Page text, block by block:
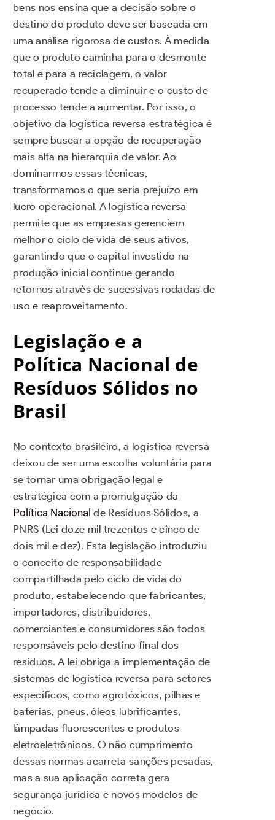
bens nos ensina que a decisão sobre o
destino do produto deve ser baseada em
uma análise rigorosa de custos. À medida
que o produto caminha para o desmonte
total e para a reciclagem, o valor
recuperado tende a diminuir e o custo de
processo tende a aumentar. Por isso, o
objetivo da logística reversa estratégica é
sempre buscar a opção de recuperação
mais alta na hierarquia de valor. Ao
dominarmos essas técnicas,
transformamos o que seria prejuízo em
lucro operacional. A logística reversa
permite que as empresas gerenciem
melhor o ciclo de vida de seus ativos,
garantindo que o capital investido na
produção inicial continue gerando
retornos através de sucessivas rodadas de
uso e reaproveitamento.
Legislação e a
Política Nacional de
Resíduos Sólidos no
Brasil
No contexto brasileiro, a logística reversa
deixou de ser uma escolha voluntária para
se tornar uma obrigação legal e
estratégica com a promulgação da
Política Nacional de Resíduos Sólidos, a
PNRS (Lei doze mil trezentos e cinco de
dois mil e dez). Esta legislação introduziu
o conceito de responsabilidade
compartilhada pelo ciclo de vida do
produto, estabelecendo que fabricantes,
importadores, distribuidores,
comerciantes e consumidores são todos
responsáveis pelo destino final dos
resíduos. A lei obriga a implementação de
sistemas de logística reversa para setores
específicos, como agrotóxicos, pilhas e
baterias, pneus, óleos lubrificantes,
lâmpadas fluorescentes e produtos
eletroeletrônicos. O não cumprimento
dessas normas acarreta sanções pesadas,
mas a sua aplicação correta gera
segurança jurídica e novos modelos de
negócio.